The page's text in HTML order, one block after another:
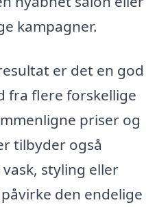
kampagner.
er det en god
fra flere forskellige
priser og
tilbyder også
styling eller
den endelige